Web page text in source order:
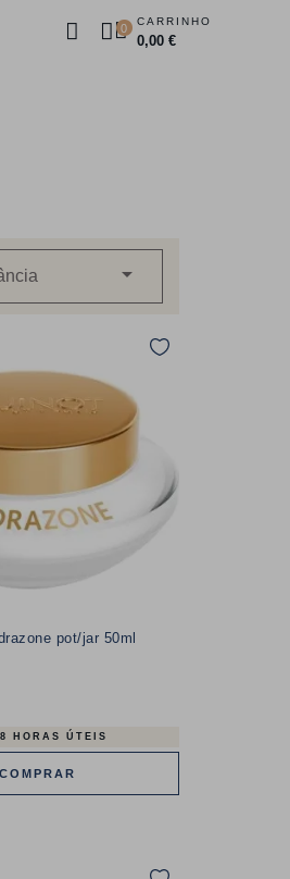
0 CARRINHO
0,00 €

pot/jar 50ml
HORAS ÚTEIS
COMPRAR